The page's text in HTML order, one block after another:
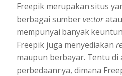
Freepik merupakan situs
berbagai sumbervector
mempunyai banyak
Freepik juga menyediakan
maupun berbayar. Tentu di
perbedaannya, dimana